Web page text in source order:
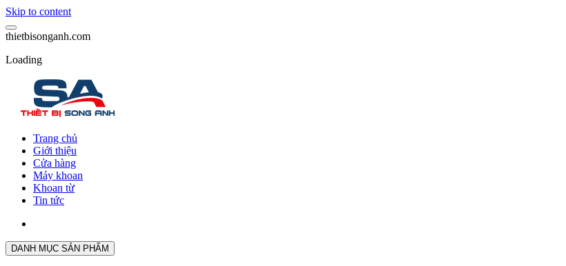
Skip to content
thietbisonganh.com
Loading
Trang chủ
Giới thiệu
Cửa hàng
Máy khoan
Khoan từ
Tin tức
DANH MỤC SẢN PHẨM